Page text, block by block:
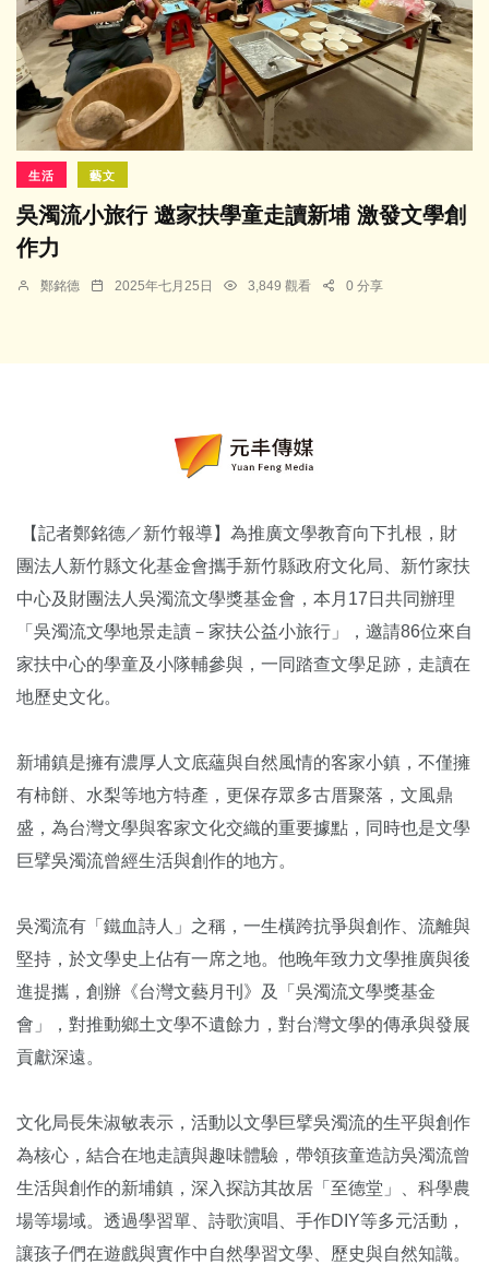
生活 藝文
吳濁流小旅行 邀家扶學童走讀新埔 激發文學創
作力
鄭銘德 2025年七月25日 3,849 觀看 0 分享
【記者鄭銘德／新竹報導】為推廣文學教育向下扎根，財
團法人新竹縣文化基金會攜手新竹縣政府文化局、新竹家扶
中心及財團法人吳濁流文學獎基金會，本月17日共同辦理
「吳濁流文學地景走讀－家扶公益小旅行」，邀請86位來自
家扶中心的學童及小隊輔參與，一同踏查文學足跡，走讀在
地歷史文化。
新埔鎮是擁有濃厚人文底蘊與自然風情的客家小鎮，不僅擁
有柿餅、水梨等地方特產，更保存眾多古厝聚落，文風鼎
盛，為台灣文學與客家文化交織的重要據點，同時也是文學
巨擘吳濁流曾經生活與創作的地方。
吳濁流有「鐵血詩人」之稱，一生橫跨抗爭與創作、流離與
堅持，於文學史上佔有一席之地。他晚年致力文學推廣與後
進提攜，創辦《台灣文藝月刊》及「吳濁流文學獎基金
會」，對推動鄉土文學不遺餘力，對台灣文學的傳承與發展
貢獻深遠。
文化局長朱淑敏表示，活動以文學巨擘吳濁流的生平與創作
為核心，結合在地走讀與趣味體驗，帶領孩童造訪吳濁流曾
生活與創作的新埔鎮，深入探訪其故居「至德堂」、科學農
場等場域。透過學習單、詩歌演唱、手作DIY等多元活動，
讓孩子們在遊戲與實作中自然學習文學、歷史與自然知識。